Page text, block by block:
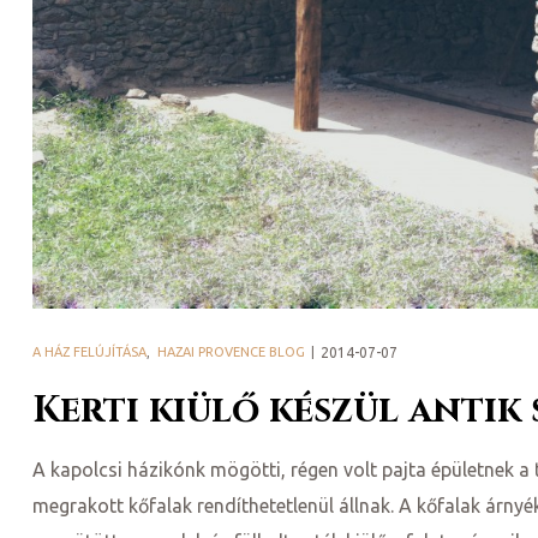
Kerti kiülő készül antik
A HÁZ FELÚJÍTÁSA HAZAI PROVENCE BLOG 2014-07-07
A kapolcsi házikónk mögötti, régen volt pajta épületnek a
megrakott kőfalak rendíthetetlenül állnak. A kőfalak